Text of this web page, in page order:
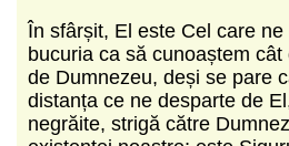
În sfârșit, El este Cel care
bucuria ca să cunoaștem
de Dumnezeu, deși se pare
distanța ce ne desparte de
negrăite, strigă către